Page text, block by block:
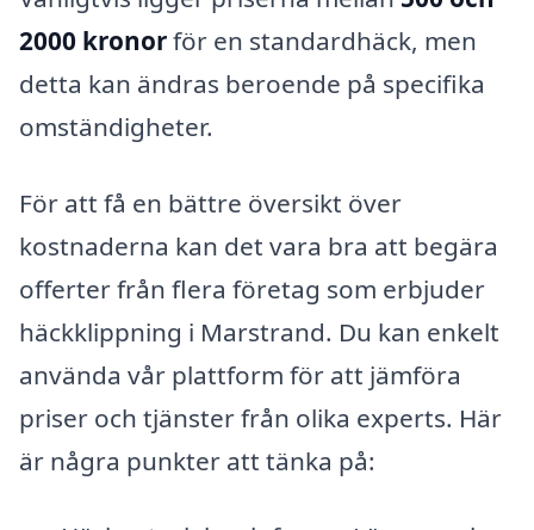
2000 kronorför en standardhäck, men
detta kan ändras beroende på specifika
omständigheter.
För att få en bättre översikt över
kostnaderna kan det vara bra att begära
offerter från flera företag som erbjuder
häckklippning i Marstrand. Du kan enkelt
använda vår plattform för att jämföra
priser och tjänster från olika experts. Här
är några punkter att tänka på: